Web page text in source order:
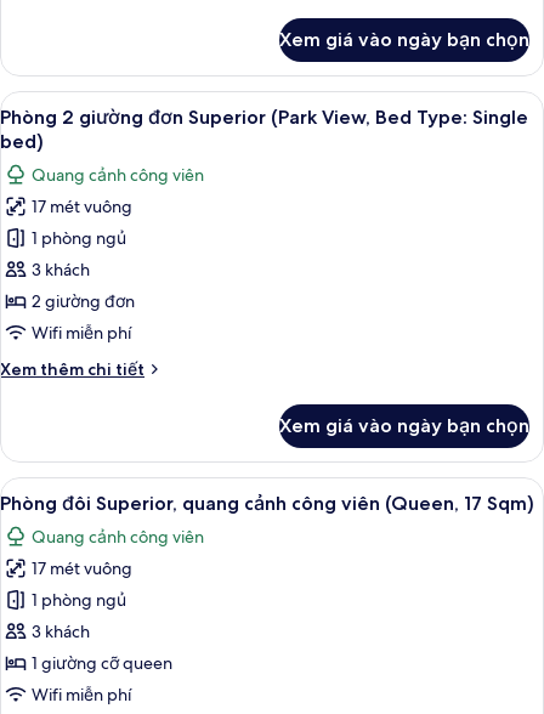
is
arranged)
Phòng
Deluxe
(Bed
Type:
Single
bed
is
arranged)
Xem giá vào ngày bạn chọn
Xem
tất
cả
ảnh
Phòng
2
giường
đơn
Superior
View,
Single
bed)
Phòng 2 giường đơn Superior (Park
14
Phòng 2 giường đơn Superior (Park View, Bed Type: Single
bed)
Quang cảnh công viên
17 mét vuông
1 phòng ngủ
3 khách
2 giường đơn
Wifi miễn phí
Xem thêm chi tiết
Chi
Phòng
giường
đơn
Superior
(Park
View,
Bed
Type:
Single
bed)
Xem giá vào ngày bạn chọn
Xem
tất
cả
ảnh
Phòng
đôi
Superior,
quang
Phòng đôi Superior, quang cảnh
13
Phòng đôi Superior, quang cảnh công viên (Queen, 17 Sqm)
Quang cảnh công viên
17 mét vuông
1 phòng ngủ
3 khách
1 giường cỡ queen
Wifi miễn phí